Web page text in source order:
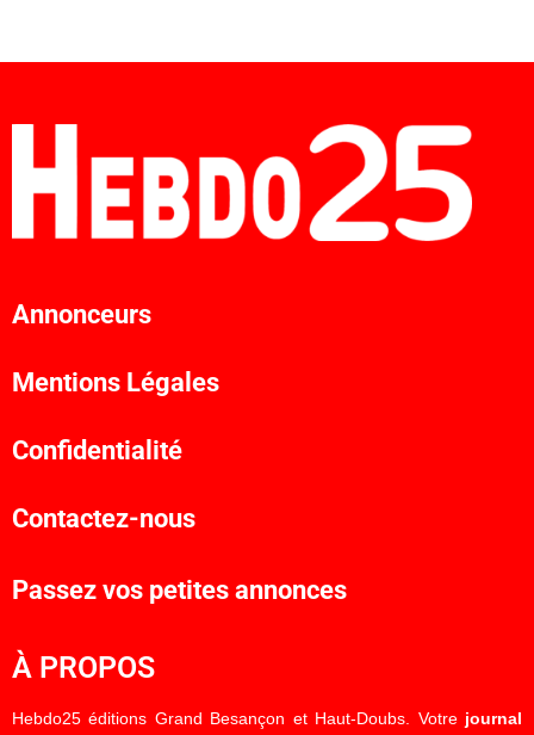
Annonceurs
Mentions Légales
Confidentialité
Contactez-nous
Passez vos petites annonces
À PROPOS
Hebdo25 éditions Grand Besançon et Haut-Doubs. Votre journal